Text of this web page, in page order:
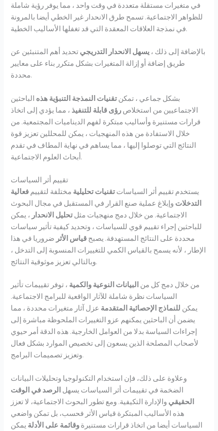
في متغيرات مستقلة متعددة في وقت واحد ، مما يوفر رؤية شاملة
للظواهر الاجتماعية. تسمح طرق الانحدار غير الخطي أيضا بالمرونة
في نمذجة العلاقات المعقدة التي قد تغفلها الأساليب الخطية.
بالإضافة إلى ذلك ، يسهل الانحدار التدريجي تحديد أهم المتنبئين عن
طريق إضافة أو إزالة المتغيرات بشكل متكرر بناء على معايير
محددة.
بشكل جماعي ، تمكنتقنيات النمذجة التنبؤية هذه الباحثين
الاجتماعيين من استخلاص رؤى قابلة للتنفيذ ، مما يؤدي إلى اتخاذ
قرارات مستنيرة وأساليب مبتكرة لفهم الديناميات المجتمعية. من
خلال الاستفادة من هذه المنهجيات ، يمكن للمحللين تعزيز قوة
النتائج التي توصلوا إليها ، مما يساهم في نهاية المطاف في تقدم
أبحاث العلوم الاجتماعية.
تقييم أثر السياسات
يستخدم تقييم أثر السياساتتقنيات تحليلية مختلفة لتقييم فعالية
التدخلات وإبلاغ عملية صنع القرار في المستقبل في مجال البحوث
الاجتماعية. من خلال دمج منهجيات مثلتحليل الانحدار ، يمكن
للباحثين إجراء تقييم قوي للسياسات ، وتحديد كيفية تأثير سياسات
محددة على النتائج المستهدفة. يصبح قياس الأثر ضروريا في هذا
الإطار ، لأنه يسمح بالقياس الكمي للتغييرات المنسوبة إلى التدخل ،
وبالتالي تعزيز موثوقية النتائج.
من خلال دمج كل من البيانات النوعية والكمية ، توفر تقييمات تأثير
السياسات نظرة شاملة للآثار الواقعية للبرامج الاجتماعية.
يمكن للنماذج الإحصائية المتقدمة عزل آثار متغيرات محددة ، مما
يضمن أن الباحثين يمكنهم عزو التغييرات الملحوظة مباشرة إلى
إجراءات السياسة بدلا من العوامل الخارجية. هذه الدقة أمر حيوي
لأصحاب المصلحة الذين يسعون إلى تخصيص الموارد بشكل فعال
وتعزيز تصميمات البرامج.
وعلاوة على ذلك، فإن استخدام التكنولوجيا وتحليلات البيانات
الضخمة في تقييمات أثر السياسات يسهل الرصد في الوقت
الحقيقي والإدارة التكيفية. ومع تطور البحوث الاجتماعية، لا تعزز
هذه الأساليب المبتكرة قياس الأثر فحسب، بل تمكن واضعي
السياسات أيضا من اتخاذ قرارات مستنيرة وقائمة على الأدلة يمكن